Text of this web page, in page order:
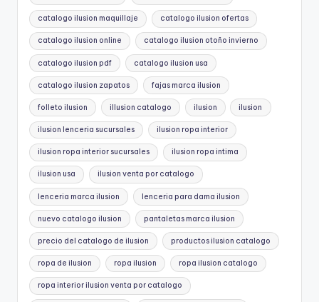
catalogo ilusion maquillaje catalogo ilusion ofertas
catalogo ilusion online catalogo ilusion otoño invierno
catalogo ilusion pdf catalogo ilusion usa
catalogo ilusion zapatos fajas marca ilusion
folleto ilusion illusion catalogo ilusion ilusion
ilusion lenceria sucursales ilusion ropa interior
ilusion ropa interior sucursales ilusion ropa intima
ilusion usa ilusion venta por catalogo
lenceria marca ilusion lenceria para dama ilusion
nuevo catalogo ilusion pantaletas marca ilusion
precio del catalogo de ilusion productos ilusion catalogo
ropa de ilusion ropa ilusion ropa ilusion catalogo
ropa interior ilusion venta por catalogo